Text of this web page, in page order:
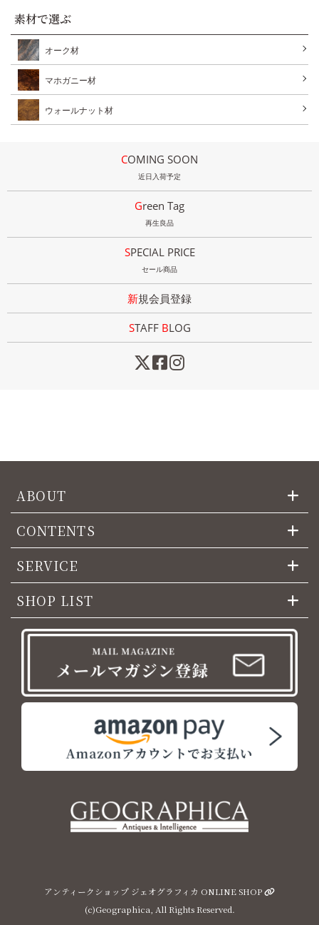
素材で選ぶ
オーク材
マホガニー材
ウォールナット材
COMING SOON
近日入荷予定
Green Tag
再生良品
SPECIAL PRICE
セール商品
新規会員登録
STAFF BLOG
ABOUT
CONTENTS
SERVICE
SHOP LIST
アンティークショップ ジェオグラフィカ ONLINE SHOP
(c)Geographica, All Rights Reserved.